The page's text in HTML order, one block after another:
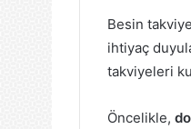
Besin
ihtiyaç
takviyeleri
Öncelikle,